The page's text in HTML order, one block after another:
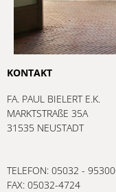
KONTAKT
FA. PAUL BIELERT E.K.
MARKTSTRAßE 35A
31535 NEUSTADT
TELEFON: 05032 -
FAX: 05032-4724